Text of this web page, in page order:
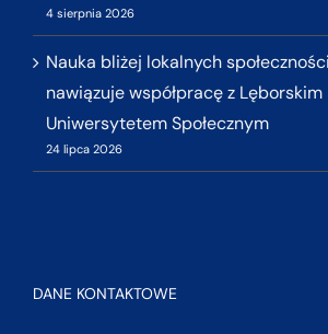
4 sierpnia 2026
Nauka bliżej lokalnych
nawiązuje współpracę z Lęborskim
Uniwersytetem Społecznym
24 lipca 2026
DANE KONTAKTOWE